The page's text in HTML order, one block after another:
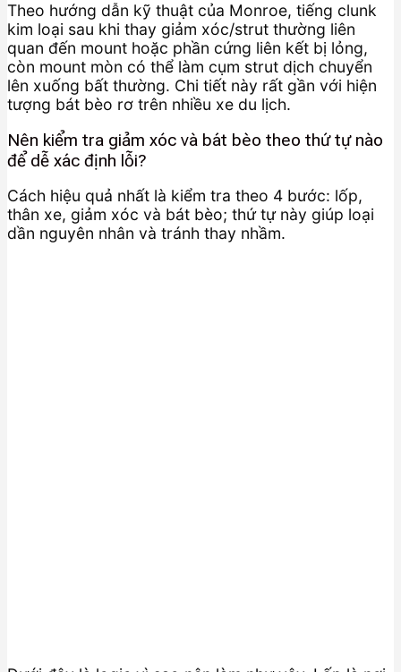
Theo hướng dẫn kỹ thuật của Monroe, tiếng clunk
kim loại sau khi thay giảm xóc/strut thường liên
quan đến mount hoặc phần cứng liên kết bị lỏng,
còn mount mòn có thể làm cụm strut dịch chuyển
lên xuống bất thường. Chi tiết này rất gần với hiện
tượng bát bèo rơ trên nhiều xe du lịch.
Nên kiểm tra giảm xóc và bát bèo theo thứ tự nào
để dễ xác định lỗi?
Cách hiệu quả nhất là kiểm tra theo 4 bước: lốp,
thân xe, giảm xóc và bát bèo; thứ tự này giúp loại
dần nguyên nhân và tránh thay nhầm.